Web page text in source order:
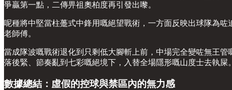
爭贏第一點，二傳畀祖奧柏度再引發出嚟。
呢種將中堅當柱躉式中鋒用嘅絕望戰術，一方面反映出球隊為
老師傅。
當成隊波嘅戰術退化到只剩低大腳斬上前，中場完全變咗無王
落後緊、節奏亂到七彩嘅絕境下，入替全場隱形嘅山度士去執
數據總結：虛假的控球與禁區內的無力感